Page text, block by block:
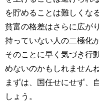
を貯めることは難しくな
貧富の格差はさらに広が
持っていない人の二極化
そのことに早く気づき行
めないのかもしれませんね
まずは、国任せにせず、
しょう。